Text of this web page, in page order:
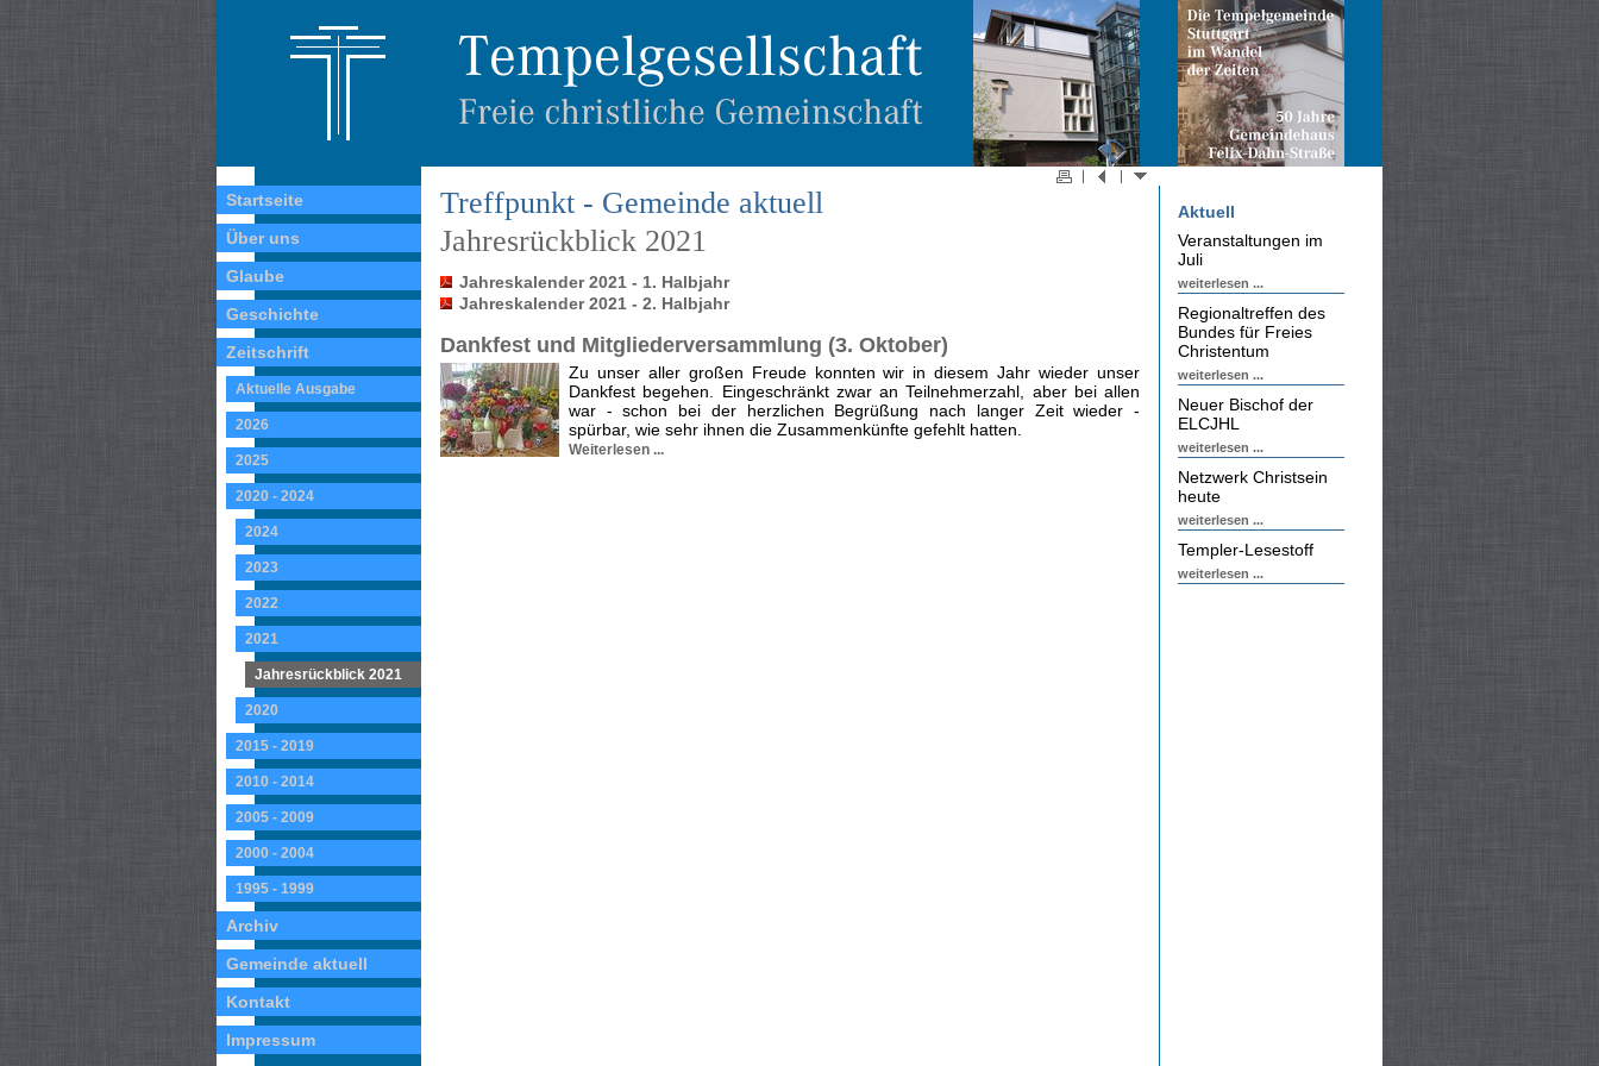
Startseite
Über uns
Glaube
Geschichte
Zeitschrift
Aktuelle Ausgabe
2026
2025
2020 - 2024
2024
2023
2022
2021
Jahresrückblick 2021
2020
2015 - 2019
2010 - 2014
2005 - 2009
2000 - 2004
1995 - 1999
Archiv
Gemeinde aktuell
Kontakt
Impressum
Treffpunkt - Gemeinde aktuell
Jahresrückblick 2021
Jahreskalender 2021 - 1. Halbjahr
Jahreskalender 2021 - 2. Halbjahr
Dankfest und Mitgliederversammlung (3. Oktober)
Zu unser aller großen Freude konnten wir in diesem Jahr wieder unser
Dankfest begehen. Eingeschränkt zwar an Teilnehmerzahl, aber bei allen
war - schon bei der herzlichen Begrüßung nach langer Zeit wieder -
spürbar, wie sehr ihnen die Zusammenkünfte gefehlt hatten.
Weiterlesen ...
Aktuell
Veranstaltungen im
Juli
weiterlesen ...
Regionaltreffen des
Bundes für Freies
Christentum
weiterlesen ...
Neuer Bischof der
ELCJHL
weiterlesen ...
Netzwerk Christsein
heute
weiterlesen ...
Templer-Lesestoff
weiterlesen ...